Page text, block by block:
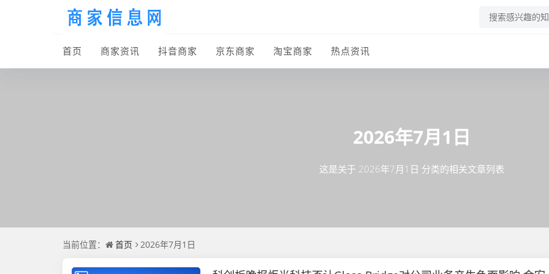
首页 商家资讯 抖音商家 京东商家 淘宝商家 热点资讯
2026年7月1日
这是关于 2026年7月1日 分类的相关文章列表
当前位置： 首页 2026年7月1日